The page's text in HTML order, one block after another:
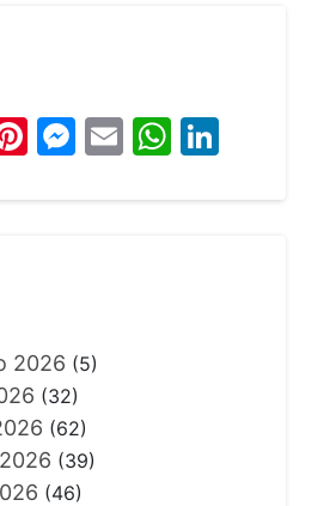
Pinterest
Messenger
Email
2026 (5)
(32)
(62)
(39)
(46)